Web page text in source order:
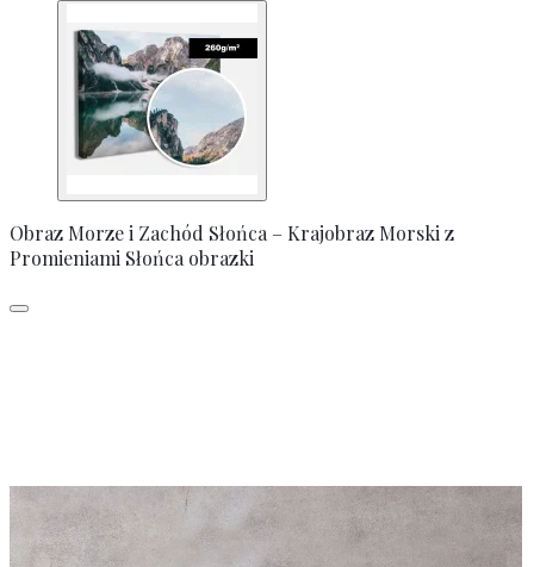
Obraz Morze i Zachód Słońca – Krajobraz Morski z
Promieniami Słońca obrazki